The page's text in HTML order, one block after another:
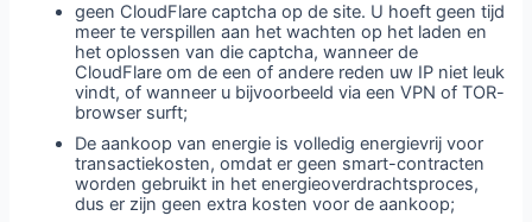
geen CloudFlare captcha op de site. U hoeft geen tijd
meer te verspillen aan het wachten op het laden en
het oplossen van die captcha, wanneer de
CloudFlare om de een of andere reden uw IP niet leuk
vindt, of wanneer u bijvoorbeeld via een VPN of TOR-
browser surft;
De aankoop van energie is volledig energievrij voor
transactiekosten, omdat er geen smart-contracten
worden gebruikt in het energieoverdrachtsproces,
dus er zijn geen extra kosten voor de aankoop;